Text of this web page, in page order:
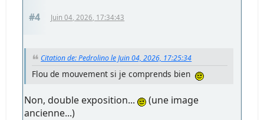
#4 Juin 04, 2026, 17:34:43
Citation de: Pedrolino le Juin 04, 2026, 17:25:34
Flou de mouvement si je comprends bien
Non, double exposition...
(une image
ancienne...)